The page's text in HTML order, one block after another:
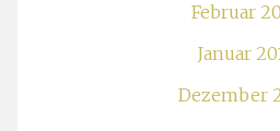
Februar
Januar
Dezember